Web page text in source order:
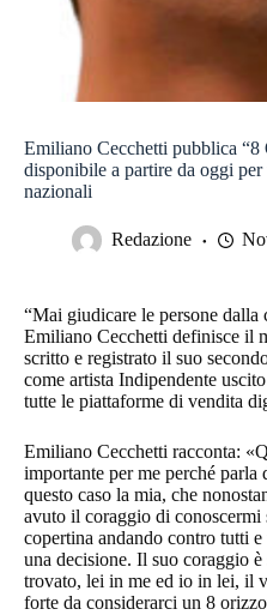
Emiliano Cecchetti pubblica “8
disponibile a partire da oggi per
nazionali
Redazione
“Mai giudicare le persone dalla
Emiliano Cecchetti definisce il
scritto e registrato il suo
come artista Indipendente
tutte le piattaforme di vendita
Emiliano Cecchetti racconta:
importante per me perché parla
questo caso la mia, che
avuto il coraggio di conoscermi
copertina andando contro tutti
una decisione. Il suo coraggio è
trovato, lei in me ed io in lei, il
forte da considerarci un 8